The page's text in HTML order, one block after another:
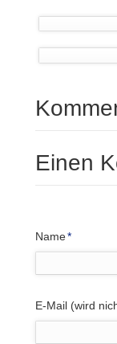
Einen
Pflichtfeld
Name*
Pflichtfeld
E-Mail (wird